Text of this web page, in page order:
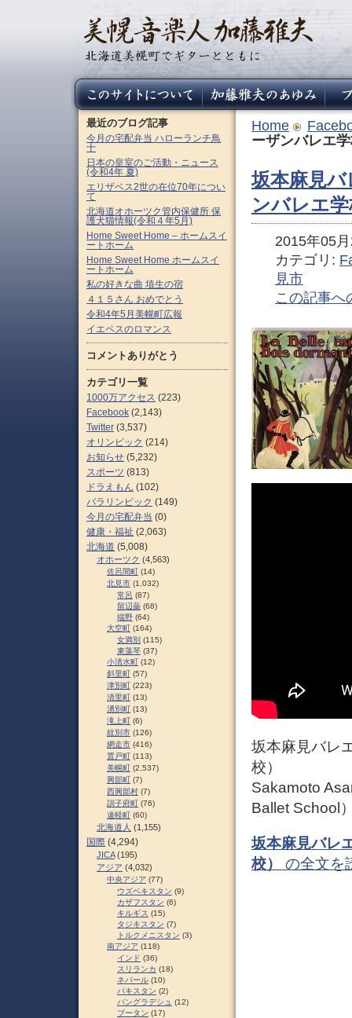
Home
ーザンバレエ
坂本麻見
ンバレエ
2015年05
カテゴリ:
見市
この記事へ
坂本麻見バレ
校）
Sakamoto
Ballet School
坂本麻見バレ
校）
の全文を
最近のブログ記事
今月の宅配弁当 ハローランチ鳥
十
日本の皇室のご活動・ニュース
(令和4年 夏)
エリザベス2世の在位70年につい
て
北海道オホーツク管内保健所 保
護犬猫情報(令和４年5月)
Home Sweet Home – ホームスイ
ートホーム
Home Sweet Home ホームスイ
ートホーム
私の好きな曲 埴生の宿
４１５さん おめでとう
令和4年5月美幌町広報
イエペスのロマンス
コメントありがとう
カテゴリ一覧
1000万アクセス (223)
Facebook (2,143)
Twitter (3,537)
オリンピック (214)
お知らせ (5,232)
スポーツ (813)
ドラえもん (102)
パラリンピック (149)
今月の宅配弁当 (0)
健康・福祉 (2,063)
北海道 (5,008)
オホーツク (4,563)
佐呂間町 (14)
北見市 (1,032)
常呂 (87)
留辺蘂 (68)
端野 (64)
大空町 (164)
女満別 (115)
東藻琴 (37)
小清水町 (12)
斜里町 (57)
津別町 (223)
清里町 (13)
湧別町 (13)
滝上町 (6)
紋別市 (126)
網走市 (416)
置戸町 (113)
美幌町 (2,537)
興部町 (7)
西興部村 (7)
訓子府町 (76)
遠軽町 (60)
北海道人 (1,155)
国際 (4,294)
JICA(195)
アジア (4,032)
中央アジア (77)
ウズベキスタン (9)
カザフスタン (6)
キルギス (15)
タジキスタン (7)
トルクメニスタン (3)
南アジア (118)
インド (36)
スリランカ (18)
ネパール (10)
パキスタン (2)
バングラデシュ (12)
ブータン (17)